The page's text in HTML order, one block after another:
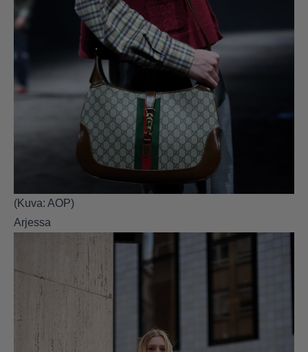
(Kuva: AOP)
Arjessa